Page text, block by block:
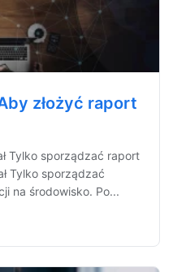
złożyć raport
Tylko sporządzać raport
Tylko sporządzać
na środowisko. Po...